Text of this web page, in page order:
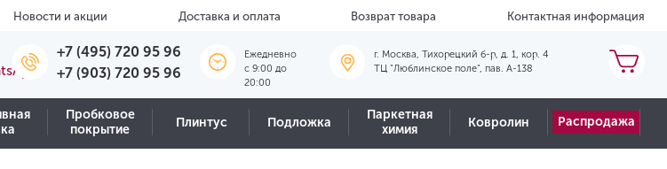
Новости и акции Доставка и оплата Возврат товара Контактная информация
+7 (495) 720 95 96
+7 (903) 720 95 96
Ежедневно
c 9:00 до
20:00
г. Москва, Тихорецкий б-р, д. 1, кор. 4
ТЦ "Люблинское поле", пав. А-138
Пробковое
покрытие
Плинтус Подложка
Паркетная
химия
Ковролин Распродажа